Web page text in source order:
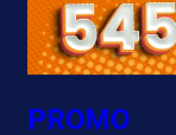
PROMO